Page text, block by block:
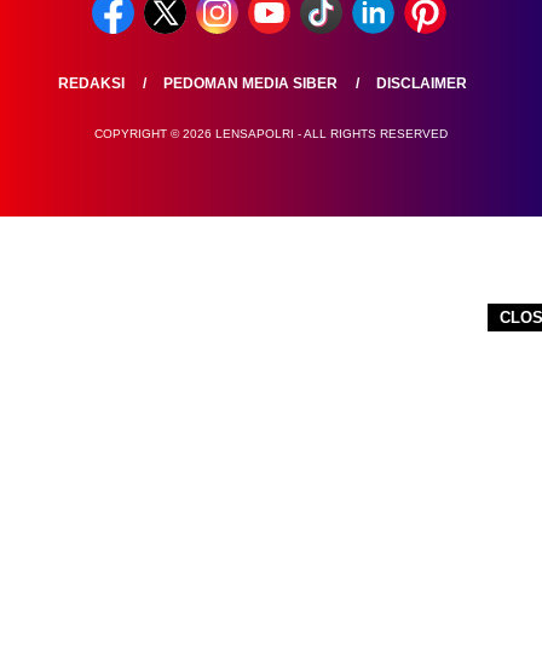
REDAKSI PEDOMAN MEDIA SIBER DISCLAIMER
COPYRIGHT © 2026 LENSAPOLRI - ALL RIGHTS RESERVED